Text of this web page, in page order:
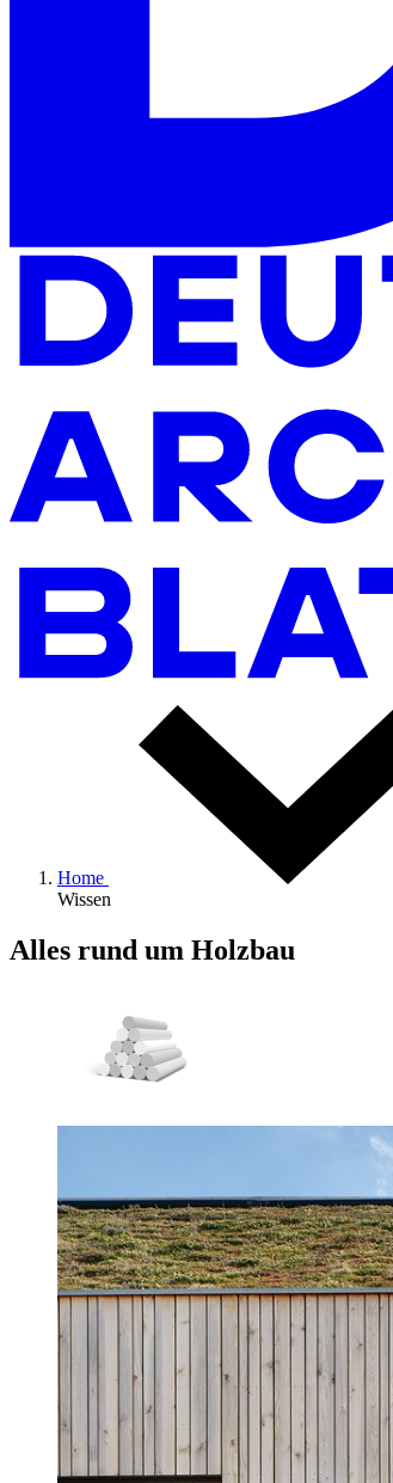
Home
Wissen
Alles rund um Holzbau